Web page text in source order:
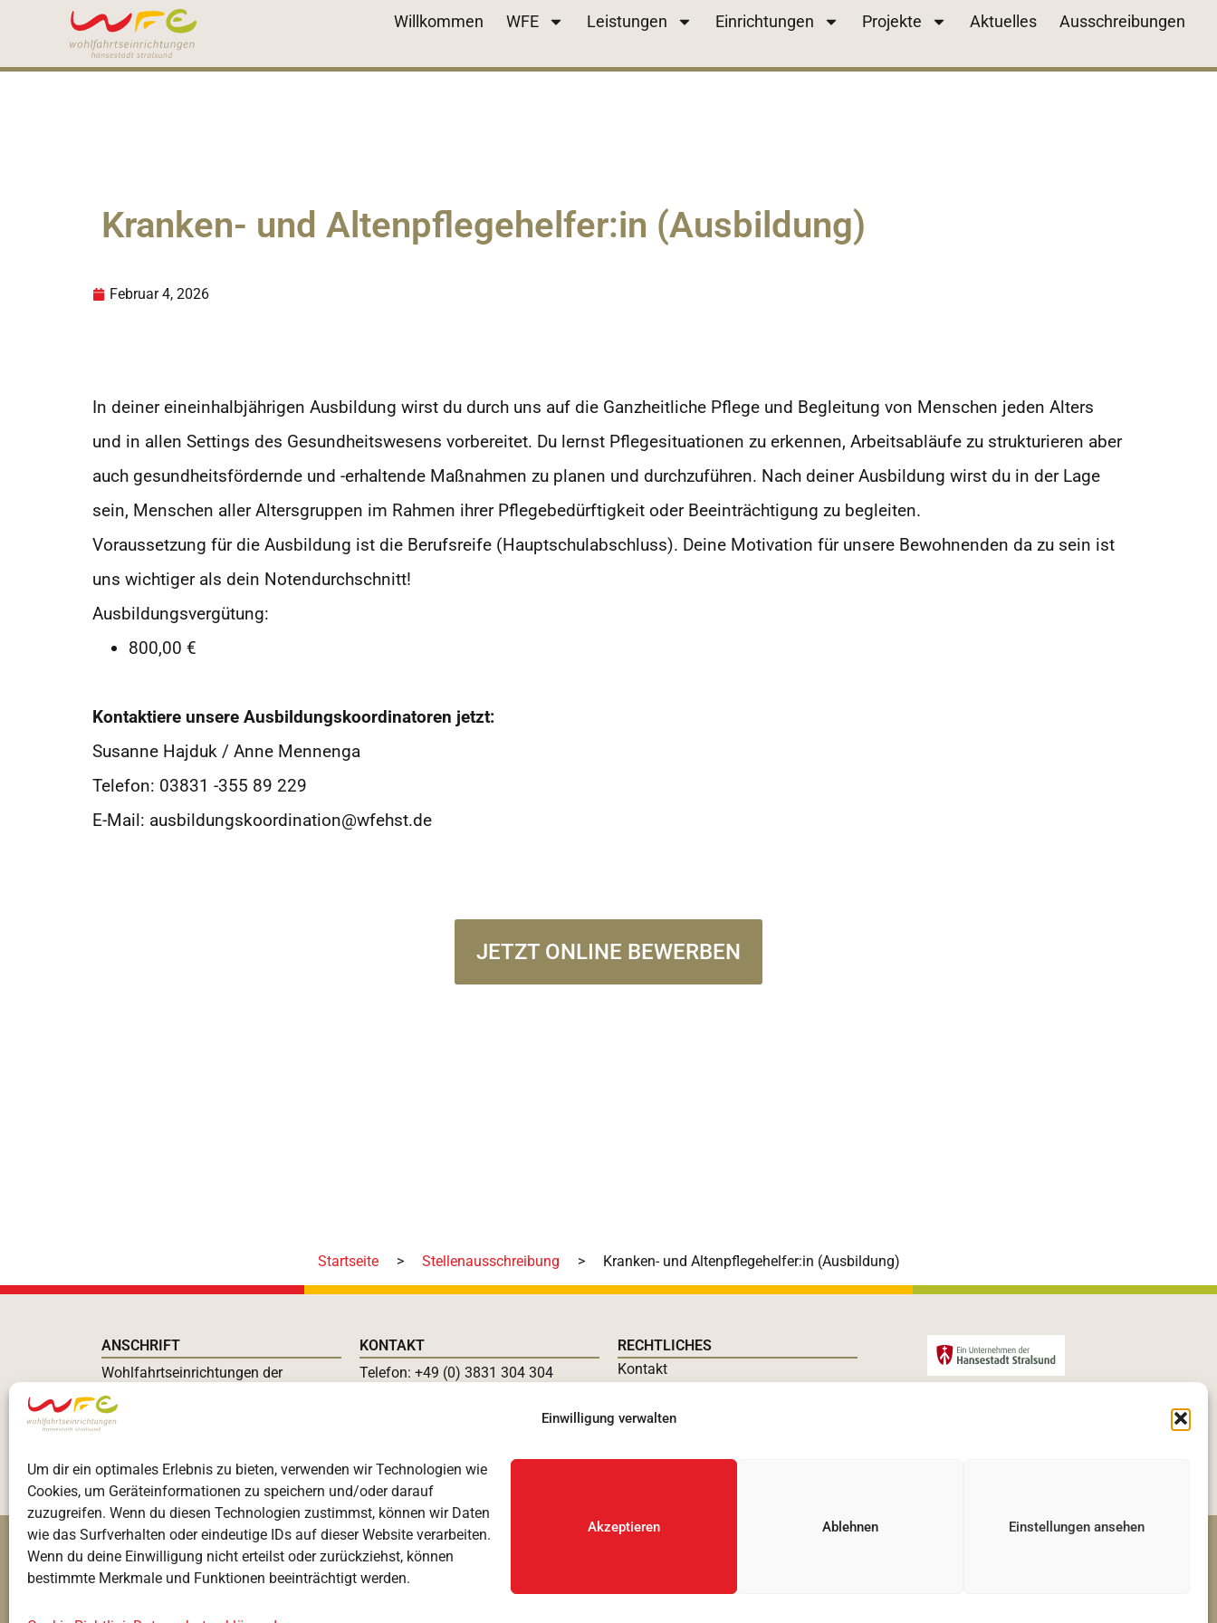
Einwilligung verwalten
Um dir ein optimales Erlebnis zu bieten, verwenden wir Technologien wie
Cookies, um Geräteinformationen zu speichern und/oder darauf
zuzugreifen. Wenn du diesen Technologien zustimmst, können wir Daten
wie das Surfverhalten oder eindeutige IDs auf dieser Website verarbeiten.
Wenn du deine Einwilligung nicht erteilst oder zurückziehst, können
bestimmte Merkmale und Funktionen beeinträchtigt werden.
Akzeptieren Ablehnen Einstellungen ansehen
Willkommen WFE Leistungen Einrichtungen Projekte Aktuelles Ausschreibungen
Kranken- und Altenpflegehelfer:in (Ausbildung)
Februar 4, 2026
In deiner eineinhalbjährigen Ausbildung wirst du durch uns auf die Ganzheitliche Pflege und Begleitung von Menschen jeden Alters
und in allen Settings des Gesundheitswesens vorbereitet. Du lernst Pflegesituationen zu erkennen, Arbeitsabläufe zu strukturieren aber
auch gesundheitsfördernde und -erhaltende Maßnahmen zu planen und durchzuführen. Nach deiner Ausbildung wirst du in der Lage
sein, Menschen allerAltersgruppen im Rahmen ihrer Pflegebedürftigkeit oder Beeinträchtigung zu begleiten.
Voraussetzung für die Ausbildung ist die Berufsreife (Hauptschulabschluss). Deine Motivation für unsere Bewohnenden da zu sein ist
uns wichtiger als dein Notendurchschnitt!
Ausbildungsvergütung:
800,00 €
Kontaktiere unsere Ausbildungskoordinatoren jetzt:
Susanne Hajduk / Anne Mennenga
Telefon: 03831 -355 89 229
E-Mail: ausbildungskoordination@wfehst.de
JETZT ONLINE BEWERBEN
Startseite > Stellenausschreibung > Kranken- und Altenpflegehelfer:in (Ausbildung)
ANSCHRIFT
Wohlfahrtseinrichtungen der
Hansestadt Stralsund gGmbH
Grünhufer Bogen 1a
18437 Stralsund
KONTAKT
Telefon: +49 (0) 3831 304 304
RECHTLICHES
Kontakt
Datenschutzerklärung
Cookie-Richtlinie